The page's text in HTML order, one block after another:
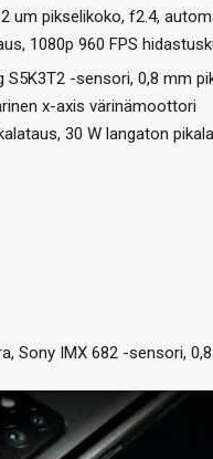
um pikselikoko, f2.4,
1080p 960 FPS
-sensori, 0,8 mm
x-axis värinämoottori
30 W langaton
Sony IMX 682 -sensori,